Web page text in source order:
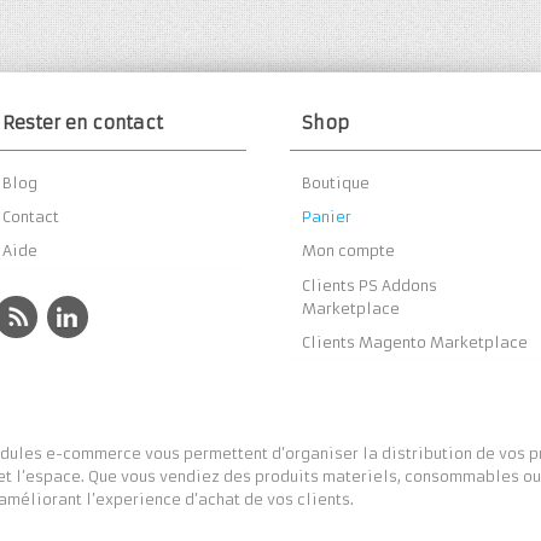
Rester en contact
Blog
Contact
Aide
Shop
Boutique
Panier
Mon compte
Clients PS Addons
Marketplace
Clients Magento Marketplace
e-commerce vous permettent d’organiser la distribution de vos
l’espace. Que vous vendiez des produits materiels, consommables
l’experience d’achat de vos clients.